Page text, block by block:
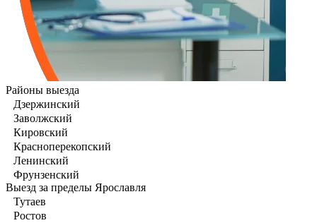
Районы выезда
Дзержинский
Заволжский
Кировский
Красноперекопский
Ленинский
Фрунзенский
Выезд за пределы Ярославля
Тутаев
Ростов